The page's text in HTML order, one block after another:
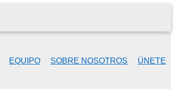
EQUIPO SOBRE NOSOTROS ÚNETE